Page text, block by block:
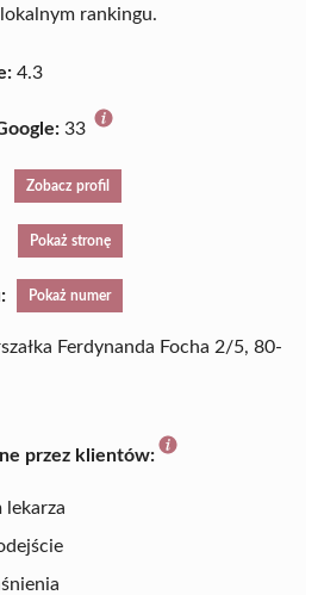
rankingu.
4.3
33
Zobacz profil
Pokaż stronę
Pokaż numer
Ferdynanda Focha 2/5, 80-
przez klientów:
lekarza